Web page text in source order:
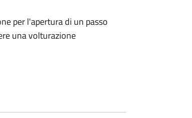
per l'apertura di un passo
una volturazione